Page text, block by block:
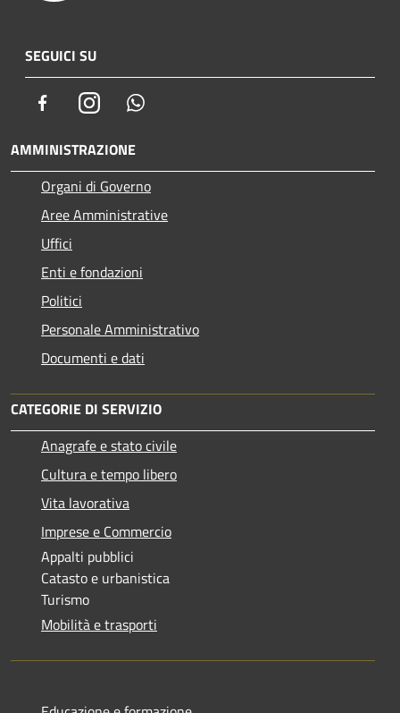
SEGUICI SU
FacebookInstagram
AMMINISTRAZIONE
Organi di Governo
Aree Amministrative
Uffici
Enti e fondazioni
Politici
Personale Amministrativo
Documenti e dati
CATEGORIE DI SERVIZIO
Anagrafe e stato civile
Cultura e tempo libero
Vita lavorativa
Imprese e Commercio
Appalti pubblici
Catasto e urbanistica
Turismo
Mobilità e trasporti